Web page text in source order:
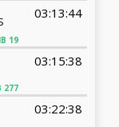
19
03:13:44
277
03:15:38
03:22:38